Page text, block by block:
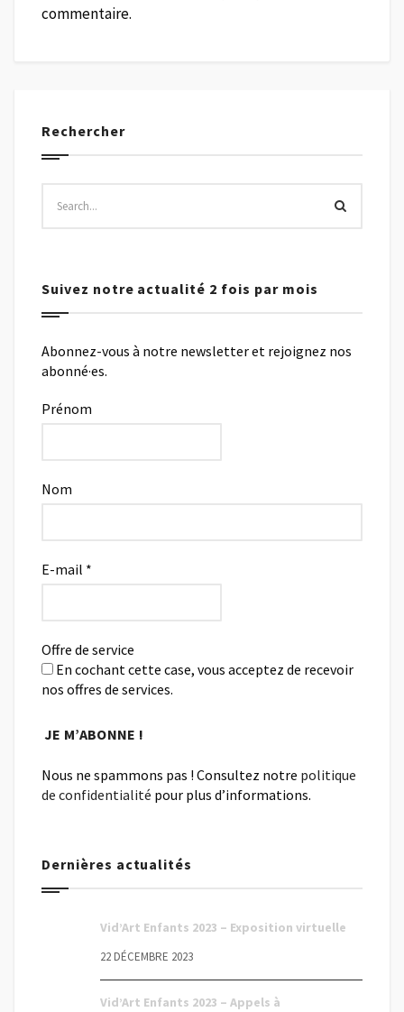
commentaire.
Rechercher
Suivez notre actualité 2 fois par mois
Abonnez-vous à notre newsletter et rejoignez nos
abonné·es.
Prénom
Nom
E-mail *
Offre de service
En cochant cette case, vous acceptez de recevoir
nos offres de services.
Nous ne spammons pas ! Consultez notre politique
de confidentialité pour plus d’informations.
Dernières actualités
Vid’Art Enfants 2023 – Exposition virtuelle
22 DÉCEMBRE 2023
Vid’Art Enfants 2023 – Appels à